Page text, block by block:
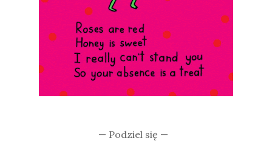
— Podziel się —